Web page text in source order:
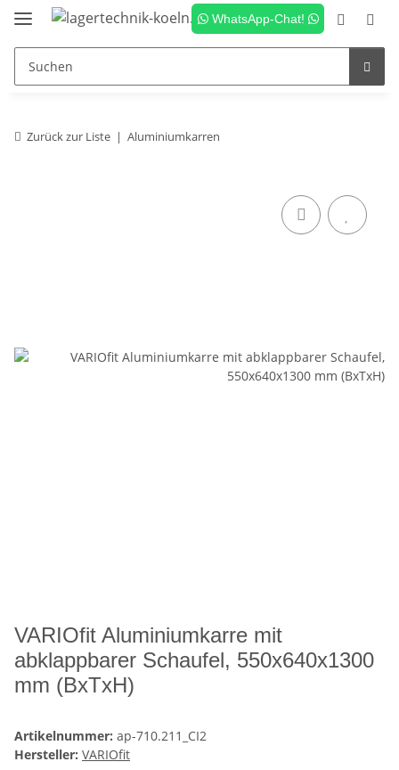
WhatsApp-Chat!
Zurück zur Liste Aluminiumkarren
VARIOfit Aluminiumkarre mit
abklappbarer Schaufel, 550x640x1300
mm (BxTxH)
Artikelnummer: ap-710.211_CI2
Hersteller: VARIOfit